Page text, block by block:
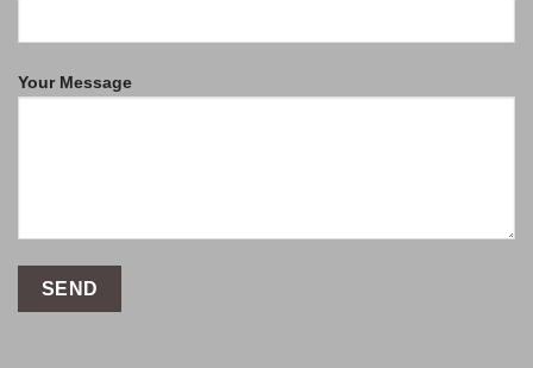
Your Message